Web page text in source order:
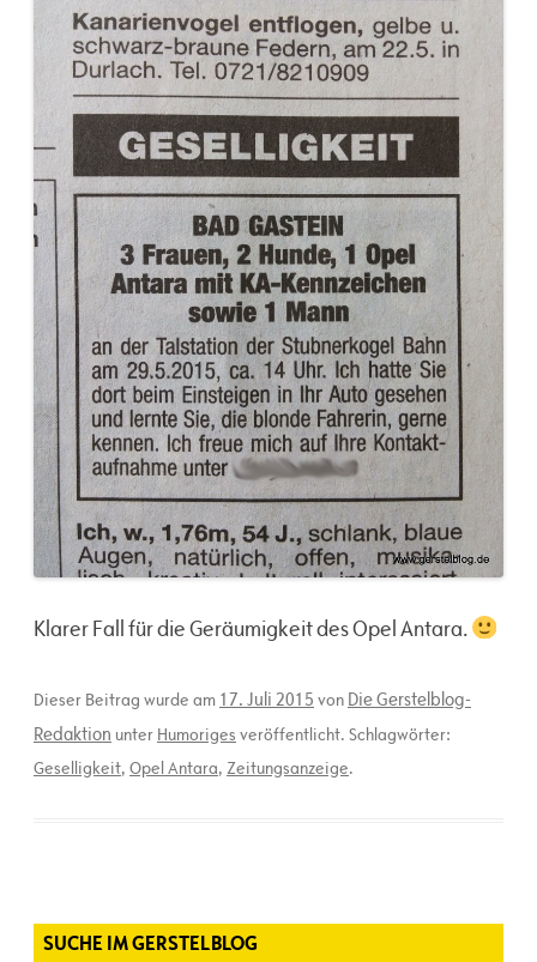
Klarer Fall für die Geräumigkeit des Opel Antara.
Dieser Beitrag wurde am 17. Juli 2015 von Die Gerstelblog-
Redaktion unter Humoriges veröffentlicht. Schlagwörter:
Geselligkeit, Opel Antara, Zeitungsanzeige.
SUCHE IM GERSTELBLOG